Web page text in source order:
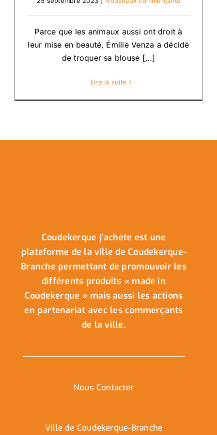
Parce que les animaux aussi ont droit à
leur mise en beauté, Émilie Venza a décidé
de troquer sa blouse […]
Lire la suite
Coudekerque j’achète est une
plateforme de la ville de Coudekerque-
Branche permettant de promouvoir les
différents produits « made in
Coudekerque » mais aussi les actions
en partenariat avec les commerçants
de la ville.
Nous Contacter
Ville de Coudekerque-Branche